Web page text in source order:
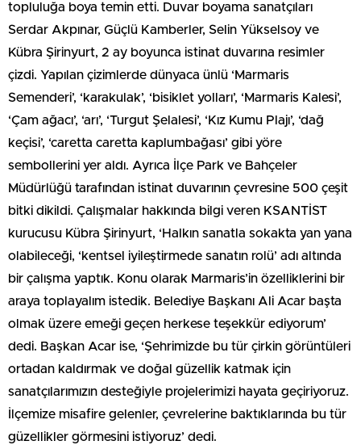
topluluğa boya temin etti. Duvar boyama sanatçıları
Serdar Akpınar, Güçlü Kamberler, Selin Yükselsoy ve
Kübra Şirinyurt, 2 ay boyunca istinat duvarına resimler
çizdi. Yapılan çizimlerde dünyaca ünlü ‘Marmaris
Semenderi’, ‘karakulak’, ‘bisiklet yolları’, ‘Marmaris Kalesi’,
‘Çam ağacı’, ‘arı’, ‘Turgut Şelalesi’, ‘Kız Kumu Plajı’, ‘dağ
keçisi’, ‘caretta caretta kaplumbağası’ gibi yöre
sembollerini yer aldı. Ayrıca İlçe Park ve Bahçeler
Müdürlüğü tarafından istinat duvarının çevresine 500 çeşit
bitki dikildi. Çalışmalar hakkında bilgi veren KSANTİST
kurucusu Kübra Şirinyurt, ‘Halkın sanatla sokakta yan yana
olabileceği, ‘kentsel iyileştirmede sanatın rolü’ adı altında
bir çalışma yaptık. Konu olarak Marmaris’in özelliklerini bir
araya toplayalım istedik. Belediye Başkanı Ali Acar başta
olmak üzere emeği geçen herkese teşekkür ediyorum’
dedi. Başkan Acar ise, ‘Şehrimizde bu tür çirkin görüntüleri
ortadan kaldırmak ve doğal güzellik katmak için
sanatçılarımızın desteğiyle projelerimizi hayata geçiriyoruz.
İlçemize misafire gelenler, çevrelerine baktıklarında bu tür
güzellikler görmesini istiyoruz’ dedi.